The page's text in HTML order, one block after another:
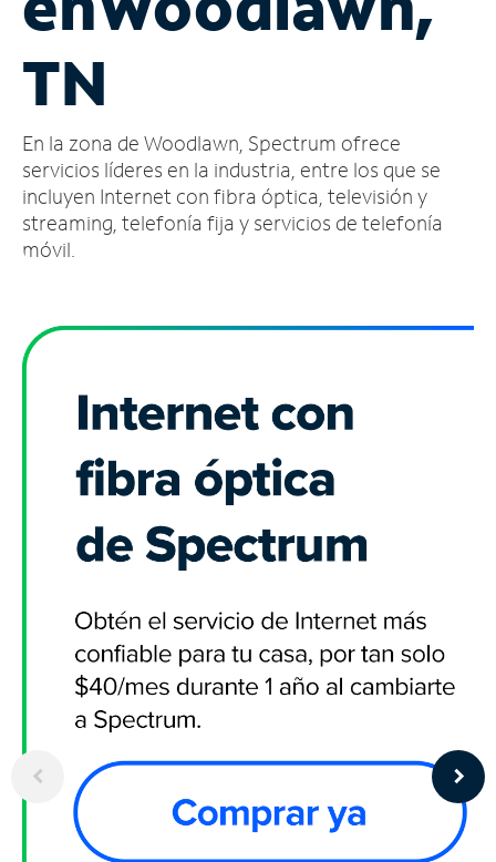
cuenta
Encuentra
tienda
TN
En la zona de Woodlawn, Spectrum ofrece
servicios líderes en la industria, entre los que se
incluyen Internet con fibra óptica, televisión y
streaming, telefonía fija y servicios de telefonía
móvil.